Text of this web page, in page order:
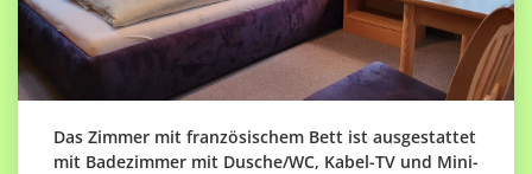
Das Zimmer mit französischem Bett ist ausgestattet
mit Badezimmer mit Dusche/WC, Kabel-TV und Mini-